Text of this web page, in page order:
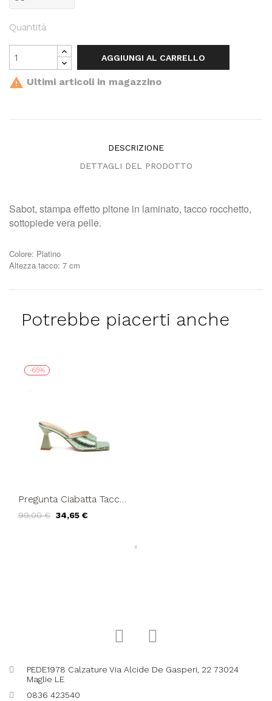
Quantità
AGGIUNGI AL CARRELLO
 Ultimi articoli in magazzino
DESCRIZIONE
DETTAGLI DEL PRODOTTO
Sabot, stampa effetto pitone in laminato, tacco rocchetto,
sottopiede vera pelle.
Colore: Platino
Altezza tacco: 7 cm
Potrebbe piacerti anche
-65%
Pregunta Ciabatta Tacco
99,00 € 34,65 €
PEDE1978 Calzature Via Alcide De Gasperi, 22 73024
Maglie LE
0836 423540